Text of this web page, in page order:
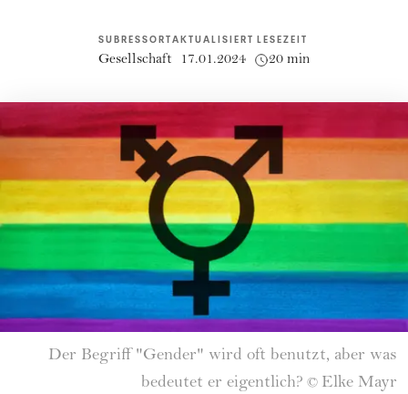
SUBRESSORT
Gesellschaft
AKTUALISIERT
17.01.2024
LESEZEIT
20 min
Der Begriff "Gender" wird oft benutzt, aber was
bedeutet er eigentlich? © Elke Mayr